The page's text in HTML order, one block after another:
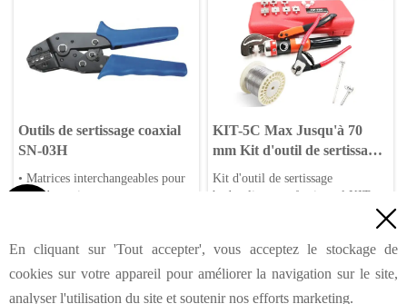
• Matrices spéciales disponibles
• Utilisable pour le sertissage de
connecteurs de câble
Outils de sertissage coaxial
SN-03H
• Matrices interchangeables pour
type de sertissage
• Utilisable pour le sertissage de
KIT-5C Max Jusqu'à 70
mm Kit d'outil de sertissage
hydraulique
Kit d'outil de sertissage
hydraulique professionnel KIT-
inoxydable de qualité marine, des
composants de gréement pour des
connexions de câbles durables.
Suivant

En cliquant sur 'Tout accepter', vous acceptez le stockage de
cookies sur votre appareil pour améliorer la navigation sur le site,
analyser l'utilisation du site et soutenir nos efforts marketing.